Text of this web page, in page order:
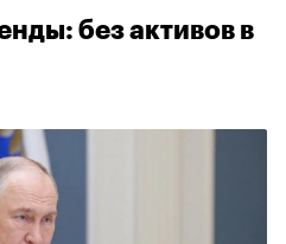
без активов в